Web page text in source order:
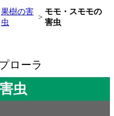
果樹の害
虫
>
モモ・スモモの
害虫
ローラ
虫